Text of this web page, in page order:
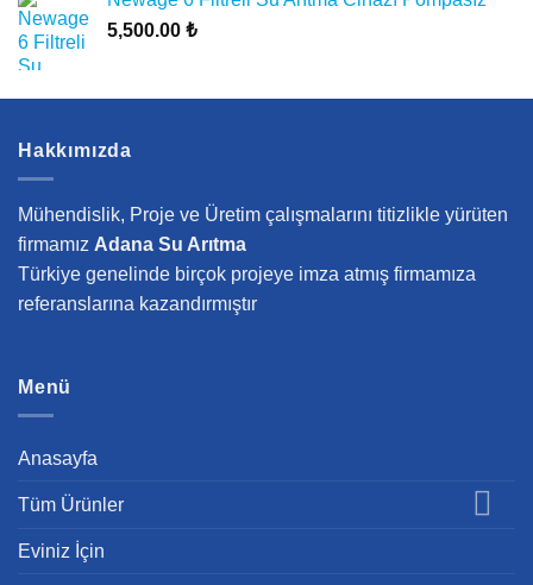
5,500.00 ₺
Hakkımızda
Mühendislik, Proje ve Üretim çalışmalarını titizlikle yürüten
firmamız Adana Su Arıtma
Türkiye genelinde birçok projeye imza atmış firmamıza
referanslarına kazandırmıştır
Menü
Anasayfa
Tüm Ürünler
Eviniz İçin